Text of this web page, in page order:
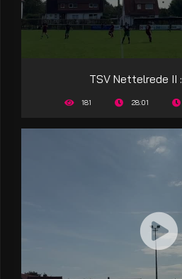
TSV Nettelrede II :
181 28:01